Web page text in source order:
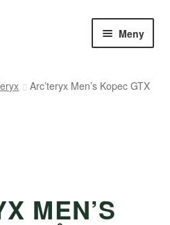
Meny
Arc’teryx Men’s Kopec GTX
MEN’S